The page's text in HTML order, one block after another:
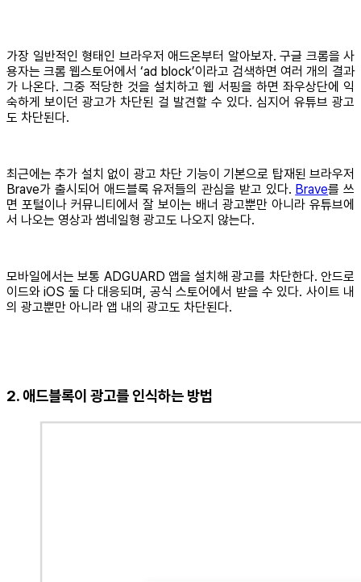
가장 일반적인 형태인 브라우저 애드온부터 알아보자. 구글 크롬을 사
용자는 크롬 웹스토어에서 ‘ad block’이라고 검색하면 여러 개의 결과
가 나온다. 그중 적당한 것을 설치하고 웹 서핑을 하면 좌우상단에 익
숙하게 보이던 광고가 차단된 걸 발견할 수 있다. 심지어 유튜브 광고
도 차단된다.
최근에는 추가 설치 없이 광고 차단 기능이 기본으로 탑재된 브라우저
Brave가 출시되어 애드블록 유저들의 관심을 받고 있다. Brave를 쓰
면 포털이나 커뮤니티에서 잘 보이는 배너 광고뿐만 아니라 유튜브에
서 나오는 영상과 썸네일형 광고도 나오지 않는다.
모바일에서는 보통 ADGUARD 앱을 설치해 광고를 차단한다. 안드로
이드와 iOS 둘 다 대응되며, 공식 스토어에서 받을 수 있다. 사이트 내
의 광고뿐만 아니라 앱 내의 광고도 차단된다.
2. 애드블록이 광고를 인식하는 방법